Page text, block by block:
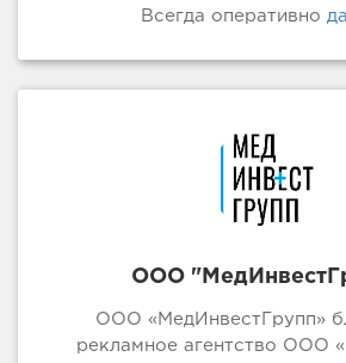
Всегда оперативно
ООО
ООО «МедИнвестГрупп»
рекламное агентство ООО